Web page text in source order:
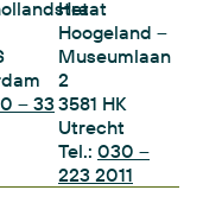
– 33
Het
Hoogeland –
Museumlaan
2
3581 HK
Utrecht
Tel.: 030 –
223 2011